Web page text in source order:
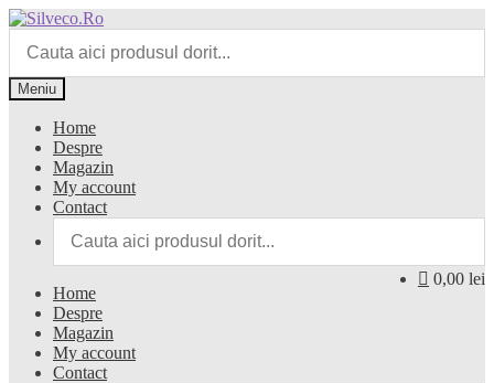
Sari
navigare
Sari
conținut
Meniu
Home
Despre
Magazin
My account
Contact
0,00 lei
Home
Despre
Magazin
My account
Contact